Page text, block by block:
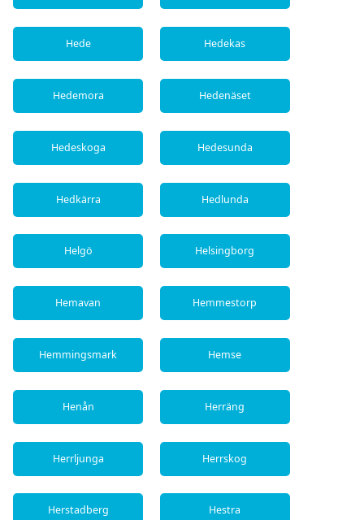
Hede Hedekas
Hedemora Hedenäset
Hedeskoga Hedesunda
Hedkärra Hedlunda
Helgö Helsingborg
Hemavan Hemmestorp
Hemmingsmark Hemse
Henån Herräng
Herrljunga Herrskog
Herstadberg Hestra